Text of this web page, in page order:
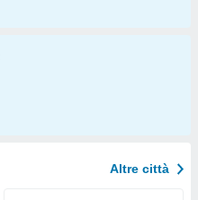
Altre città